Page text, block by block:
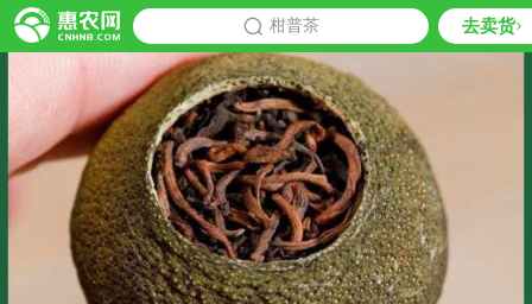
柑普茶 去卖货